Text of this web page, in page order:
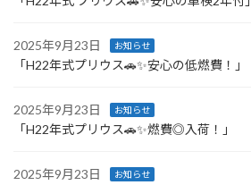
2025年9月23日 お知らせ
「H22年式プリウス🚗✨安心の低燃費！」
2025年9月23日 お知らせ
「H22年式プリウス🚗✨燃費◎入荷！」
2025年9月23日 お知らせ